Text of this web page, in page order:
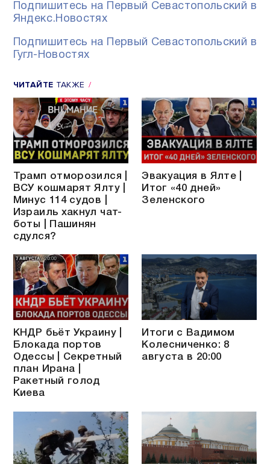
Подпишитесь на Первый Севастопольский в
Яндекс.Новостях
Подпишитесь на Первый Севастопольский в
Гугл-Новостях
ЧИТАЙТЕ ТАКЖЕ
Трамп отморозился |
ВСУ кошмарят Ялту |
Минус 114 судов |
Израиль хакнул чат-
боты | Пашинян
сдулся?
Эвакуация в Ялте |
Итог «40 дней»
Зеленского
КНДР бьёт Украину |
Блокада портов
Одессы | Секретный
план Ирана |
Ракетный голод
Киева
Итоги с Вадимом
Колесниченко: 8
августа в 20:00